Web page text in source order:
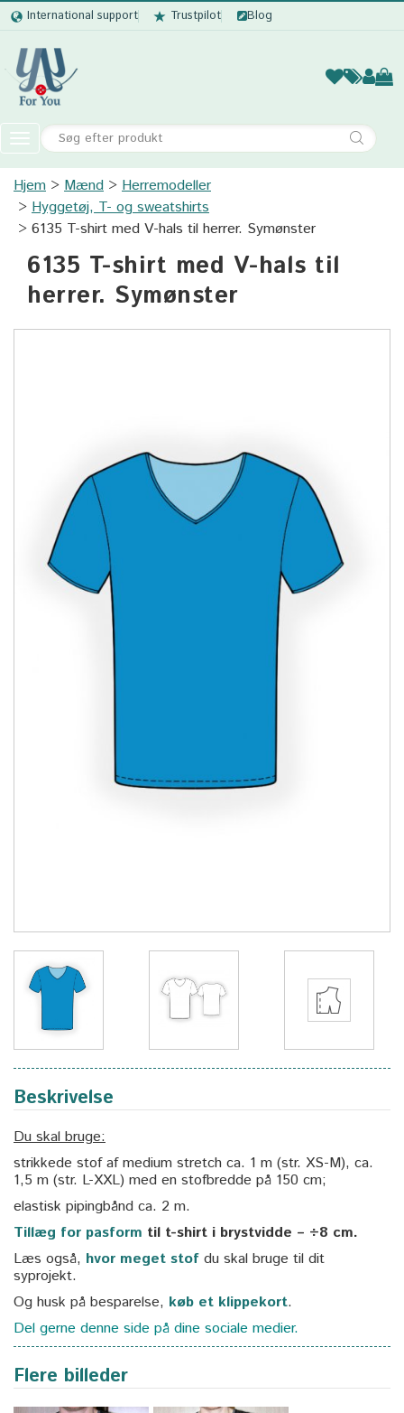
International support Trustpilot Blog
Kvinder
Toggle
navigation
Kvinder
Mænd
Børn
Accessories
Hjem Mænd
Herremodeller
Hyggetøj, T- og sweatshirts
6135 T-shirt med V-hals til herrer. Symønster
6135 T-shirt med V-hals til
herrer. Symønster
Beskrivelse
Du skal bruge:
strikkede stof af medium stretch ca. 1 m (str. XS-M), ca.
1,5 m (str. L-XXL) med en stofbredde på 150 cm;
elastisk pipingbånd ca. 2 m.
Tillæg for pasform til t-shirt i brystvidde – ÷8 cm.
Læs også, hvor meget stof du skal bruge til dit
syprojekt.
Og husk på besparelse, køb et klippekort.
Del gerne denne side på dine sociale medier.
Flere billeder